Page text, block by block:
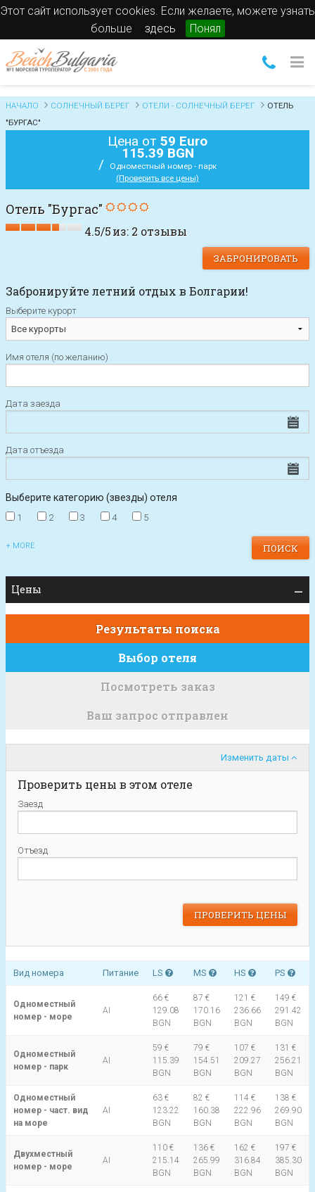
Этот сайт использует cookies. Если желаете, можете узнать
больше
здесь Понял
НАЧАЛО СОЛНЕЧНЫЙ БЕРЕГ ОТЕЛИ - СОЛНЕЧНЫЙ БЕРЕГ
ОТЕЛЬ
"БУРГАС"
Цена от 59 Euro
115.39 BGN
/
Одноместный номер - парк
(Проверить все цены)
Отель "Бургас"
4.5/5из:2 отзывы
ЗАБРОНИРОВАТЬ
Забронируйте летний отдых в Болгарии!
Выберите курорт
Имя отеля (по желанию)
Дата заезда
Дата отъезда
Выберите категорию (звезды) отеля
1 2 3 4 5
+ MORE
Цены
Результаты поиска
Выбор отеля
Посмотреть заказ
Ваш запрос отправлен
Изменить даты
Проверить цены в этом отеле
Заезд
Отъезд
Вид номера Питание LS MS HS PS
Одноместный
номер - море
AI
66 €
129.08
BGN
87 €
170.16
BGN
121 €
236.66
BGN
149 €
291.42
BGN
Одноместный
номер - парк
AI
59 €
115.39
BGN
79 €
154.51
BGN
107 €
209.27
BGN
131 €
256.21
BGN
Одноместный
номер - част. вид
на море
AI
63 €
123.22
BGN
82 €
160.38
BGN
114 €
222.96
BGN
138 €
269.90
BGN
Двухместный
номер - море
AI
110 €
215.14
BGN
136 €
265.99
BGN
162 €
316.84
BGN
197 €
385.30
BGN